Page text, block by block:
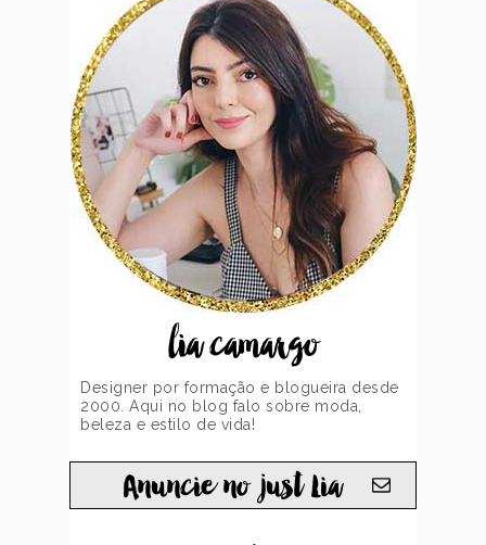
lia camargo
Designer por formação e blogueira desde
2000. Aqui no blog falo sobre moda,
beleza e estilo de vida!
Anuncie no just Lia